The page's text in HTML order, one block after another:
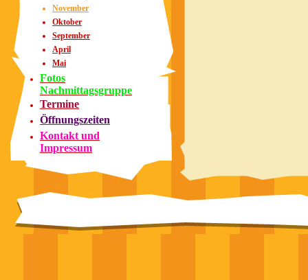
November
Oktober
September
April
Mai
Fotos
Nachmittagsgruppe
Termine
Öffnungszeiten
Kontakt und
Impressum